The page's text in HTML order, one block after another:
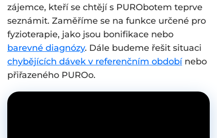
zájemce, kteří se chtějí s PURObotem teprve
seznámit. Zaměříme se na funkce určené pro
fyzioterapie, jako jsou bonifikace nebo
barevné diagnózy. Dále budeme řešit situaci
chybějících dávek v referenčním obdobínebo
přiřazeného PUROo.